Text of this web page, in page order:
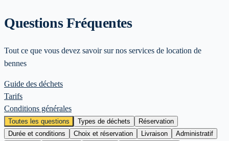
Questions Fréquentes
Tout ce que vous devez savoir sur nos services de location de
bennes
Guide des déchets
Tarifs
Conditions générales
Toutes les questions Types de déchets
Réservation
Durée et conditions
Choix et réservation Livraison
Administratif